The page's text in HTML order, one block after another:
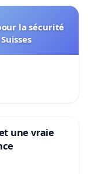
la sécurité
une vraie